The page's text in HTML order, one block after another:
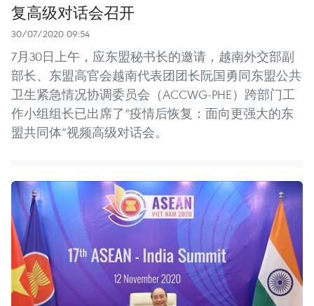
复高级对话会召开
30/07/2020 09:54
7月30日上午，应东盟秘书长的邀请，越南外交部副
部长、东盟高官会越南代表团团长阮国勇同东盟公共
卫生紧急情况协调委员会（ACCWG-PHE）跨部门工
作小组组长已出席了“疫情后恢复：面向更强大的东
盟共同体”视频高级对话会。